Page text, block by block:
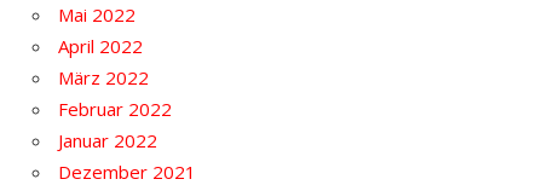
Mai 2022
April 2022
März 2022
Februar 2022
Januar 2022
Dezember 2021